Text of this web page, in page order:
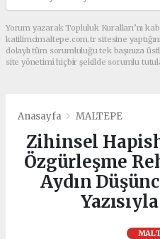
Yorum yazarak Topluluk Kuralları’nı
katilimcimaltepe.com.tr sitesine
dolaylı tüm sorumluluğu tek başınıza
site yönetimi hiçbir şekilde sorumlu
Anasayfa MALTEPE
Zihinsel
Özgürleşme
Aydın